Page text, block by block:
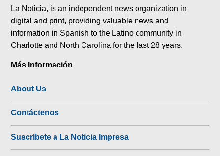
La Noticia, is an independent news organization in
digital and print, providing valuable news and
information in Spanish to the Latino community in
Charlotte and North Carolina for the last 28 years.
Más Información
About Us
Contáctenos
Suscríbete a La Noticia Impresa